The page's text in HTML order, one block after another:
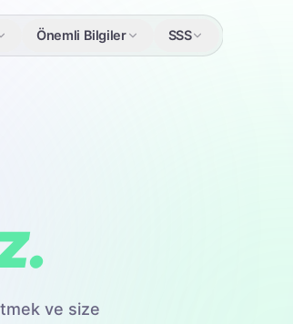
Önemli Bilgiler SSS
ve size